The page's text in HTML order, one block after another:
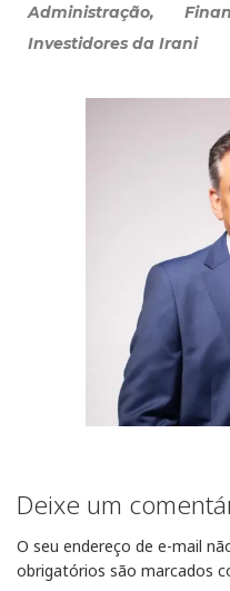
Administração,
Investidores da Irani
Deixe um
O seu endereço de e-mail
obrigatórios são marcados